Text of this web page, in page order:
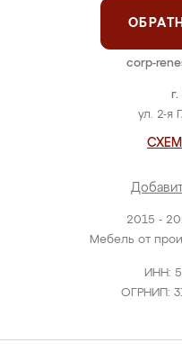
2015 -
Мебель от
ИНН:
ОГРНИП:
ул. 2-я
corp-